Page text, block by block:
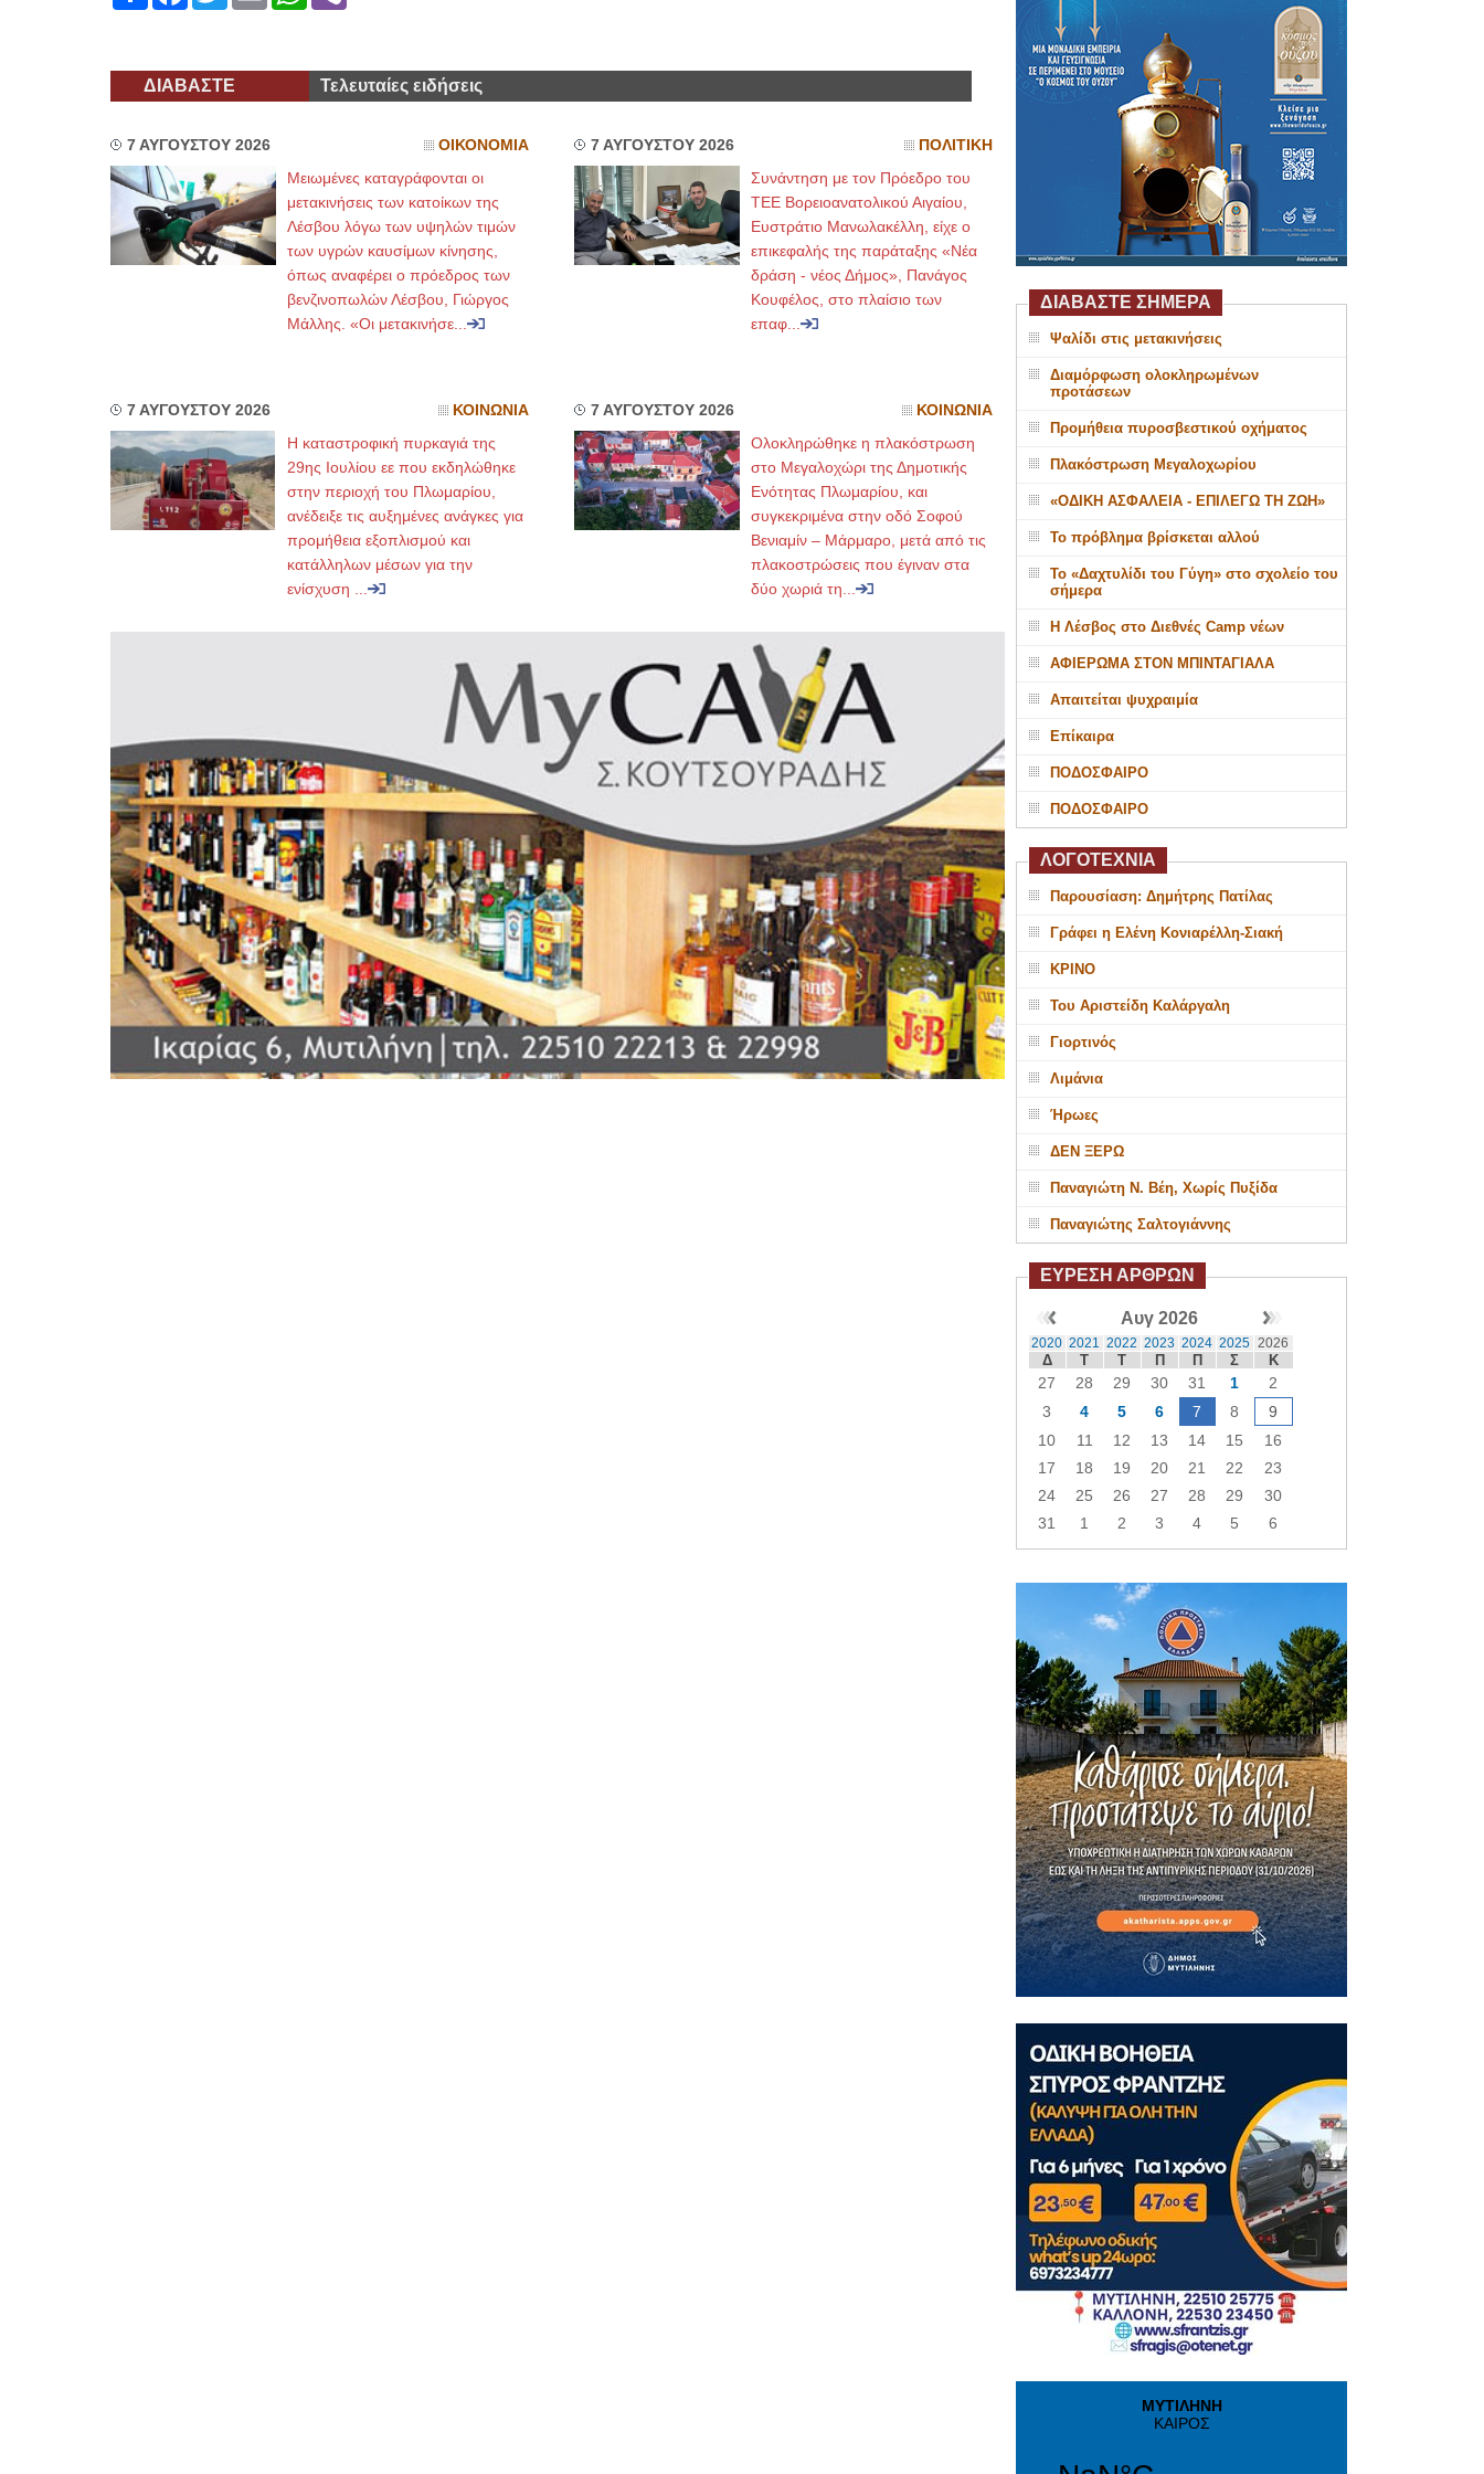
ΔΙΑΒΑΣΤΕ Τελευταίες ειδήσεις
7 ΑΥΓΟΥΣΤΟΥ 2026 ΟΙΚΟΝΟΜΙΑ
Μειωμένες καταγράφονται οι
μετακινήσεις των κατοίκων της
Λέσβου λόγω των υψηλών τιμών
των υγρών καυσίμων κίνησης,
όπως αναφέρει ο πρόεδρος των
βενζινοπωλών Λέσβου, Γιώργος
Μάλλης. «Οι μετακινήσε...
7 ΑΥΓΟΥΣΤΟΥ 2026 ΠΟΛΙΤΙΚΗ
Συνάντηση με τον Πρόεδρο του
ΤΕΕ Βορειοανατολικού Αιγαίου,
Ευστράτιο Μανωλακέλλη, είχε ο
επικεφαλής της παράταξης «Νέα
δράση - νέος Δήμος», Πανάγος
Κουφέλος, στο πλαίσιο των
επαφ...
7 ΑΥΓΟΥΣΤΟΥ 2026 ΚΟΙΝΩΝΙΑ
Η καταστροφική πυρκαγιά της
29ης Ιουλίου εε που εκδηλώθηκε
στην περιοχή του Πλωμαρίου,
ανέδειξε τις αυξημένες ανάγκες για
προμήθεια εξοπλισμού και
κατάλληλων μέσων για την
ενίσχυση ...
7 ΑΥΓΟΥΣΤΟΥ 2026 ΚΟΙΝΩΝΙΑ
Ολοκληρώθηκε η πλακόστρωση
στο Μεγαλοχώρι της Δημοτικής
Ενότητας Πλωμαρίου, και
συγκεκριμένα στην οδό Σοφού
Βενιαμίν – Μάρμαρο, μετά από τις
πλακοστρώσεις που έγιναν στα
δύο χωριά τη...
ΔΙΑΒΑΣΤΕ ΣΗΜΕΡΑ
Ψαλίδι στις μετακινήσεις
Διαμόρφωση ολοκληρωμένων
προτάσεων
Προμήθεια πυροσβεστικού οχήματος
Πλακόστρωση Μεγαλοχωρίου
«ΟΔΙΚΗ ΑΣΦΑΛΕΙΑ - ΕΠΙΛΕΓΩ ΤΗ ΖΩΗ»
Το πρόβλημα βρίσκεται αλλού
Το «Δαχτυλίδι του Γύγη» στο σχολείο του
σήμερα
Η Λέσβος στο Διεθνές Camp νέων
ΑΦΙΕΡΩΜΑ ΣΤΟΝ ΜΠΙΝΤΑΓΙΑΛΑ
Απαιτείται ψυχραιμία
Επίκαιρα
ΠΟΔΟΣΦΑΙΡΟ
ΠΟΔΟΣΦΑΙΡΟ
ΛΟΓΟΤΕΧΝΙΑ
Παρουσίαση: Δημήτρης Πατίλας
Γράφει η Ελένη Κονιαρέλλη-Σιακή
ΚΡΙΝΟ
Του Αριστείδη Καλάργαλη
Γιορτινός
Λιμάνια
Ήρωες
ΔΕΝ ΞΕΡΩ
Παναγιώτη Ν. Βέη, Χωρίς Πυξίδα
Παναγιώτης Σαλτογιάννης
ΕΥΡΕΣΗ ΑΡΘΡΩΝ
Αυγ 2026
2020 2021 2022 2023 2024 2025 2026
Δ Τ Τ Π Π Σ Κ
27 28 29 30 31 1
2
3
4 5 6 7 8
9
10
11 12 13 14 15
16
17
18 19 20 21 22
23
24
25 26 27 28 29
30
31
1 2 3 4 5 6